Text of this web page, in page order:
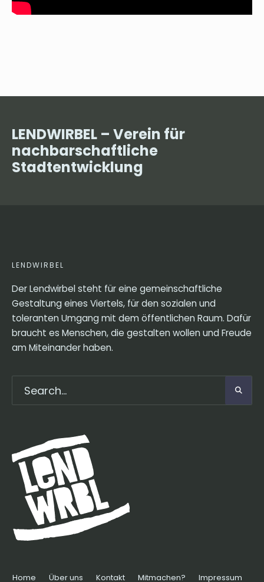
LENDWIRBEL – Verein für
nachbarschaftliche
Stadtentwicklung
LENDWIRBEL
Der Lendwirbel steht für eine gemeinschaftliche
Gestaltung eines Viertels, für den sozialen und
toleranten Umgang mit dem öffentlichen Raum. Dafür
braucht es Menschen, die gestalten wollen und Freude
am Miteinander haben.
Home Über uns Kontakt Mitmachen? Impressum